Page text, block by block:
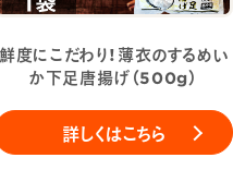
鮮度にこだわり！薄衣のするめい
か下足唐揚げ（500g）
詳しくはこちら